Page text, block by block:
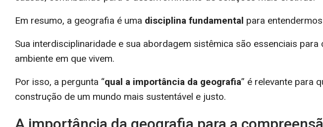
Em resumo, a geografia é uma disciplina fundamental para
Sua interdisciplinaridade e sua abordagem sistêmica são essenciais
ambiente em que vivem.
Por isso, a pergunta “qual a importância da geografia” é relevante para
construção de um mundo mais sustentável e justo.